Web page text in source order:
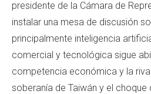
presidente de la Cámara de
instalar una mesa de discusión
principalmente inteligencia
comercial y tecnológica sigue
competencia económica y la
soberanía de Taiwán y el